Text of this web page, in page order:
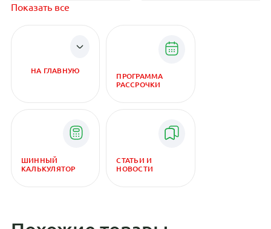
Показать все
НА ГЛАВНУЮ
ПРОГРАММА
РАССРОЧКИ
ШИННЫЙ
КАЛЬКУЛЯТОР
СТАТЬИ И
НОВОСТИ